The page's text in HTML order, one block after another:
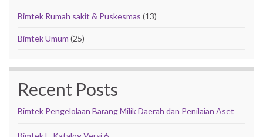
Bimtek Rumah sakit & Puskesmas (13)
Bimtek Umum (25)
Recent Posts
Bimtek Pengelolaan Barang Milik Daerah dan Penilaian Aset